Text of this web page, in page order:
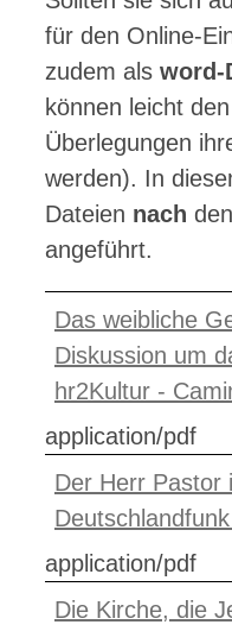
für den Online-
zudem als word-
können leicht
Überlegungen
werden). In
Dateien nach
angeführt.
Das weibliche
Diskussion um
hr2Kultur -
application/pdf
Der Herr Pastor
application/pdf
Die Kirche, die